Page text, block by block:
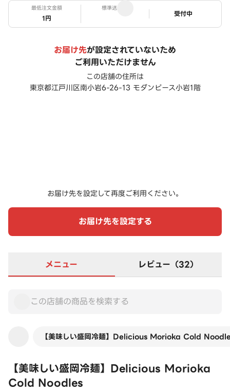
最低注文金額
1円
標準送料
ステータス
受付中
お届け先が設定されていないため
ご利用いただけません
この店舗の住所は
東京都江戸川区南小岩6-26-13 モダンピース小岩1階
お届け先を設定して再度ご利用ください。
お届け先を設定する
メニュー レビュー（32）
【美味しい盛岡冷麺】Delicious Morioka Cold
【美味しい盛岡冷麺】Delicious Morioka
Cold Noodles